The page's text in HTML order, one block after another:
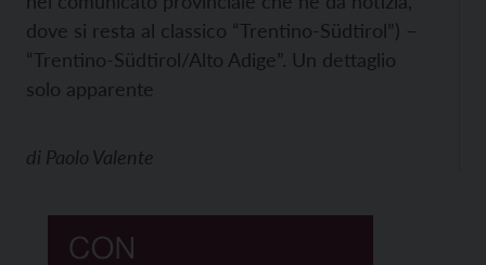
dove si resta al classico “Trentino-Südtirol”) –
“Trentino-Südtirol/Alto Adige”. Un dettaglio
solo apparente
di Paolo Valente